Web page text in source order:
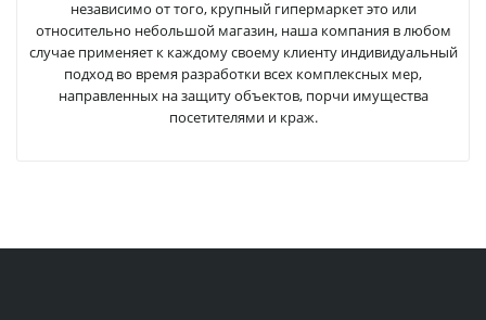
независимо от того, крупный гипермаркет это или
относительно небольшой магазин, наша компания в любом
случае применяет к каждому своему клиенту индивидуальный
подход во время разработки всех комплексных мер,
направленных на защиту объектов, порчи имущества
посетителями и краж.